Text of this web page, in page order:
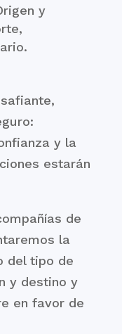
y
y la
estarán
de
la
del tipo de
y destino y
en favor de